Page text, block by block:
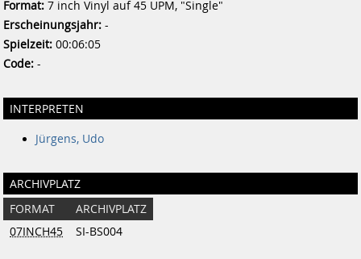
Format: 7 inch Vinyl auf 45 UPM, "Single"
Erscheinungsjahr: -
Spielzeit: 00:06:05
Code: -
INTERPRETEN
Jürgens, Udo
ARCHIVPLATZ
FORMAT
ARCHIVPLATZ
07INCH45
SI-BS004